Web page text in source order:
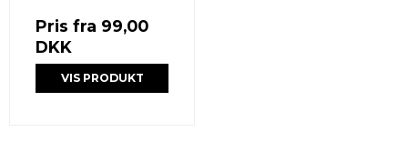
Pris fra 99,00
DKK
VIS PRODUKT